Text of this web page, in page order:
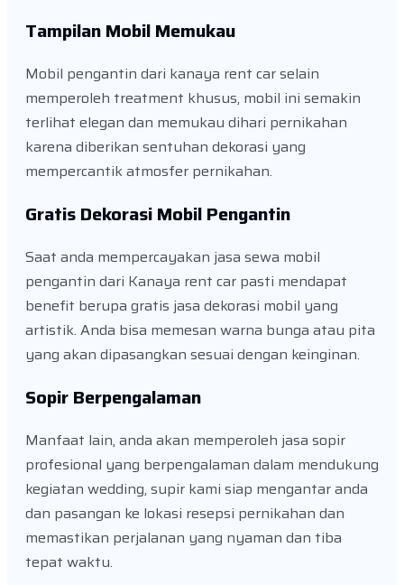
Tampilan Mobil Memukau
Mobil pengantin dari kanaya rent car selain
memperoleh treatment khusus, mobil ini semakin
terlihat elegan dan memukau dihari pernikahan
karena diberikan sentuhan dekorasi yang
mempercantik atmosfer pernikahan.
Gratis Dekorasi Mobil Pengantin
Saat anda mempercayakan jasa sewa mobil
pengantin dari Kanaya rent car pasti mendapat
benefit berupa gratis jasa dekorasi mobil yang
artistik. Anda bisa memesan warna bunga atau pita
yang akan dipasangkan sesuai dengan keinginan.
Sopir Berpengalaman
Manfaat lain, anda akan memperoleh jasa sopir
profesional yang berpengalaman dalam mendukung
kegiatan wedding, supir kami siap mengantar anda
dan pasangan ke lokasi resepsi pernikahan dan
memastikan perjalanan yang nyaman dan tiba
tepat waktu.